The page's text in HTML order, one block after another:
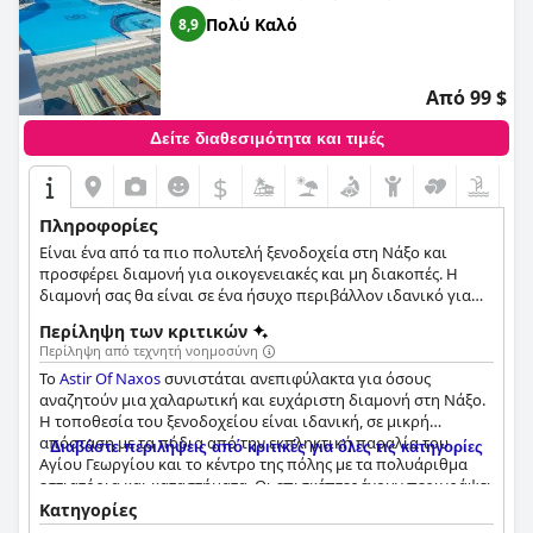
είναι μια εξαιρετική επιλογή για τους ταξιδιώτες που
αναζητούν μια ήσυχη και κεντρική τοποθεσία στη Νάξο.
8,9 Πολύ Καλό
Από 99 $
Δείτε διαθεσιμότητα και τιμές
$
Πληροφορίες
Είναι ένα από τα πιο πολυτελή ξενοδοχεία στη Νάξο και
προσφέρει διαμονή για οικογενειακές και μη διακοπές. Η
διαμονή σας θα είναι σε ένα ήσυχο περιβάλλον ιδανικό για
Περίληψη των κριτικών
Περίληψη από τεχνητή νοημοσύνη
ΤοAstir Of Naxosσυνιστάται ανεπιφύλακτα για όσους
αναζητούν μια χαλαρωτική και ευχάριστη διαμονή στη Νάξο.
Η τοποθεσία του ξενοδοχείου είναι ιδανική, σε μικρή
απόσταση με τα πόδια από την εκπληκτική παραλία του
Αγίου Γεωργίου και το κέντρο της πόλης με τα πολυάριθμα
εστιατόρια και καταστήματα. Οι επισκέπτες έχουν περιγράψει
την τοποθεσία ως "εξαιρετική", "καταπληκτική" και "τέλεια".
Το πρωινό του ξενοδοχείου έχει επίσης επαινεθεί ιδιαίτερα
Διαβάστε περιλήψεις από κριτικές για όλες τις κατηγορίες
Κατηγορίες